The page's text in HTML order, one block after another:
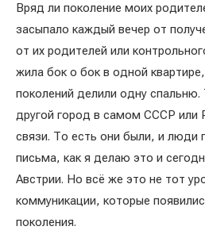
Вряд ли поколение моих
засыпало каждый вечер от
от их родителей или
жила бок о бок в одной
поколений делили одну
другой город в самом СССР или
связи. То есть они были, и люди
письма, как я делаю это и
Австрии. Но всё же это не тот
коммуникации, которые
поколения.